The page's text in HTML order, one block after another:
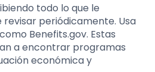
todo lo que le
periódicamente. Usa
Benefits.gov. Estas
a encontrar programas
económica y